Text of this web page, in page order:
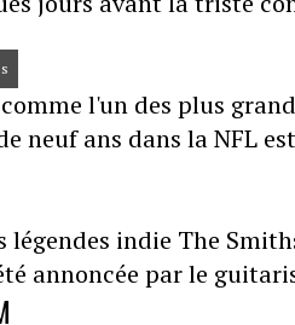
l'un des plus
neuf ans dans la NFL
légendes indie The
annoncée par le